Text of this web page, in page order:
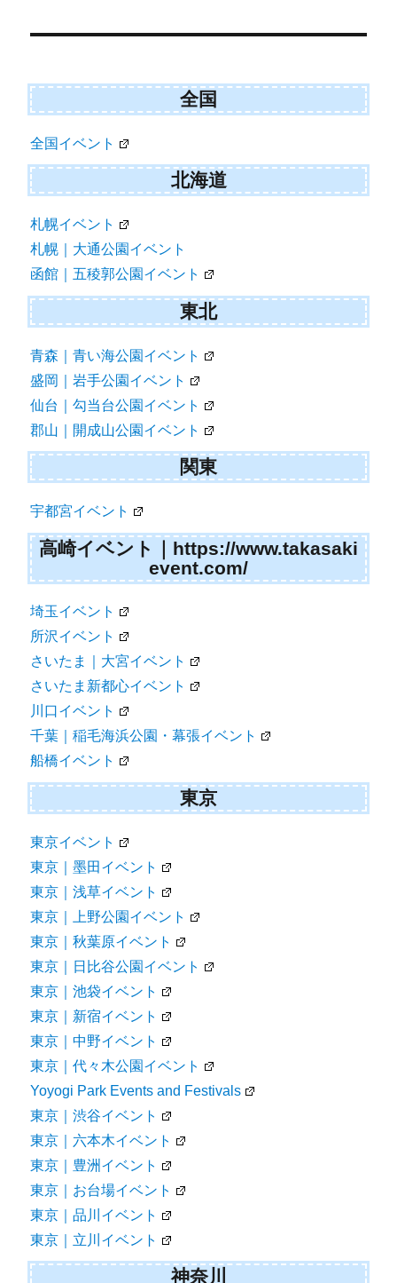
t
r
o
全国
全国イベント
北海道
札幌イベント
札幌｜大通公園イベント
函館｜五稜郭公園イベント
東北
青森｜青い海公園イベント
盛岡｜岩手公園イベント
仙台｜勾当台公園イベント
郡山｜開成山公園イベント
関東
宇都宮イベント
高崎イベント｜https://www.takasaki
event.com/
埼玉イベント
所沢イベント
さいたま｜大宮イベント
さいたま新都心イベント
川口イベント
千葉｜稲毛海浜公園・幕張イベント
船橋イベント
東京
東京イベント
東京｜墨田イベント
東京｜浅草イベント
東京｜上野公園イベント
東京｜秋葉原イベント
東京｜日比谷公園イベント
東京｜池袋イベント
東京｜新宿イベント
東京｜中野イベント
東京｜代々木公園イベント
Yoyogi Park Events and Festivals
東京｜渋谷イベント
東京｜六本木イベント
東京｜豊洲イベント
東京｜お台場イベント
東京｜品川イベント
東京｜立川イベント
神奈川